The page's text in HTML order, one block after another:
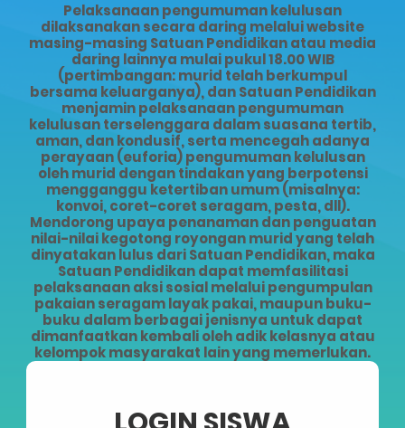
Pelaksanaan pengumuman kelulusan
dilaksanakan secara daring melalui website
masing-masing Satuan Pendidikan atau media
daring lainnya mulai pukul 18.00 WIB
(pertimbangan: murid telah berkumpul
bersama keluarganya), dan Satuan Pendidikan
menjamin pelaksanaan pengumuman
kelulusan terselenggara dalam suasana tertib,
aman, dan kondusif, serta mencegah adanya
perayaan (euforia) pengumuman kelulusan
oleh murid dengan tindakan yang berpotensi
mengganggu ketertiban umum (misalnya:
konvoi, coret-coret seragam, pesta, dll).
Mendorong upaya penanaman dan penguatan
nilai-nilai kegotong royongan murid yang telah
dinyatakan lulus dari Satuan Pendidikan, maka
Satuan Pendidikan dapat memfasilitasi
pelaksanaan aksi sosial melalui pengumpulan
pakaian seragam layak pakai, maupun buku-
buku dalam berbagai jenisnya untuk dapat
dimanfaatkan kembali oleh adik kelasnya atau
kelompok masyarakat lain yang memerlukan.